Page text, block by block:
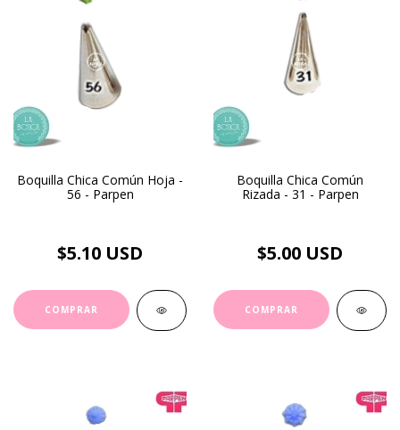
Boquilla Chica Común Hoja -
56 - Parpen
$5.10 USD
Boquilla Chica Común
Rizada - 31 - Parpen
$5.00 USD